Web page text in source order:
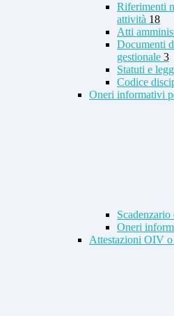
Riferimenti
attività 18
Atti
Documenti
gestionale 3
Statuti e
Codice
Oneri informativi
Oneri
Attestazioni OIV o